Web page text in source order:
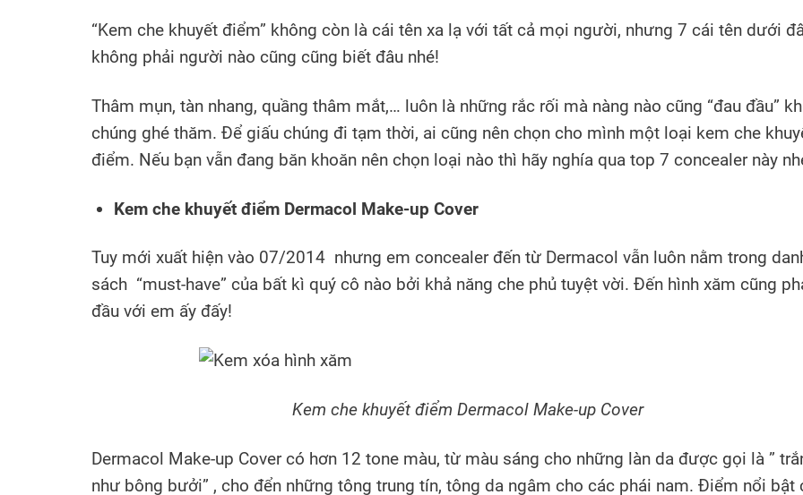
“Kem che khuyết điểm” không còn là cái tên xa lạ với tất cả mọi người, nhưng 7 cái tên dưới
không phải người nào cũng cũng biết đâu nhé!
Thâm mụn, tàn nhang, quầng thâm mắt,… luôn là những rắc rối mà nàng nào cũng “đau đầu”
chúng ghé thăm. Để giấu chúng đi tạm thời, ai cũng nên chọn cho mình một loại kem che
điểm. Nếu bạn vẫn đang băn khoăn nên chọn loại nào thì hãy nghía qua top 7 concealer này
Kem che khuyết điểm Dermacol Make-up Cover
Tuy mới xuất hiện vào 07/2014 nhưng em concealer đến từ Dermacol vẫn luôn nằm trong
sách “must-have” của bất kì quý cô nào bởi khả năng che phủ tuyệt vời. Đến hình xăm cũng
đầu với em ấy đấy!
Kem che khuyết điểm Dermacol Make-up Cover
Dermacol Make-up Cover có hơn 12 tone màu, từ màu sáng cho những làn da được gọi là ”
như bông bưởi” , cho đển những tông trung tín, tông da ngâm cho các phái nam. Điểm nổi bật